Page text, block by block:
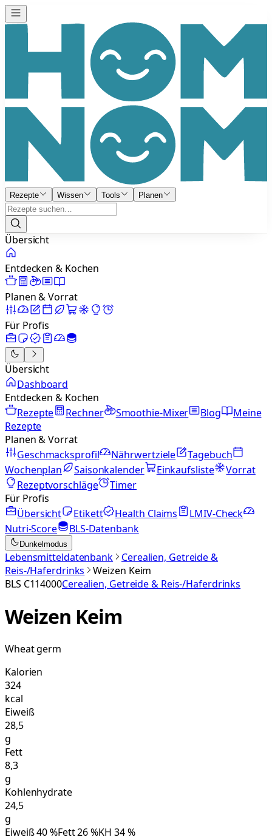
Rezepte Wissen Tools Planen
Übersicht
Entdecken & Kochen
Planen & Vorrat
Für Profis
Übersicht
Dashboard
Entdecken & Kochen
Rezepte
Rechner Smoothie-Mixer Blog
Meine
Rezepte
Planen & Vorrat
Geschmacksprofil
Nährwertziele
Tagebuch
Wochenplan
Saisonkalender Einkaufsliste
Vorrat
Rezeptvorschläge
Timer
Für Profis
Übersicht
Etikett Health Claims
LMIV-Check
Nutri-Score
BLS-Datenbank
Dunkelmodus
Lebensmitteldatenbank
Cerealien, Getreide &
Reis-/Haferdrinks
Weizen Keim
BLS C114000Cerealien, Getreide & Reis-/Haferdrinks
Weizen Keim
Wheat germ
Kalorien
324
kcal
Eiweiß
28,5
g
Fett
8,3
g
Kohlenhydrate
24,5
g
Eiweiß40%Fett26%KH 34%